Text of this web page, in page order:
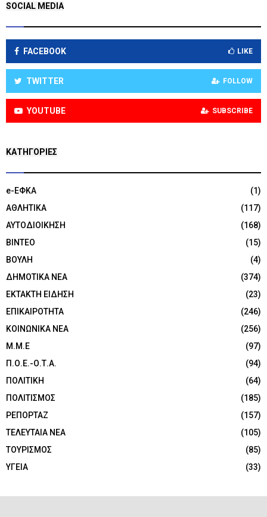
SOCIAL MEDIA
FACEBOOK LIKE
TWITTER FOLLOW
YOUTUBE SUBSCRIBE
KΑΤΗΓΟΡΊΕΣ
e-ΕΦΚΑ
(1)
ΑΘΛΗΤΙΚΑ
(117)
ΑΥΤΟΔΙΟΙΚΗΣΗ
(168)
ΒΙΝΤΕΟ
(15)
ΒΟΥΛΗ
(4)
ΔΗΜΟΤΙΚΑ ΝΕΑ
(374)
ΕΚΤΑΚΤΗ ΕΙΔΗΣΗ
(23)
ΕΠΙΚΑΙΡΟΤΗΤΑ
(246)
ΚΟΙΝΩΝΙΚΑ ΝΕΑ
(256)
Μ.Μ.Ε
(97)
Π.Ο.Ε.-Ο.Τ.Α.
(94)
ΠΟΛΙΤΙΚΗ
(64)
ΠΟΛΙΤΙΣΜΟΣ
(185)
ΡΕΠΟΡΤΑΖ
(157)
ΤΕΛΕΥΤΑΙΑ ΝΕΑ
(105)
ΤΟΥΡΙΣΜΟΣ
(85)
ΥΓΕΙΑ
(33)